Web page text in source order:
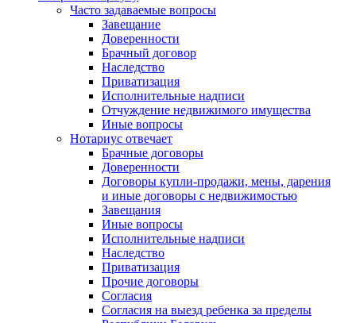
Часто задаваемые вопросы
Завещание
Доверенности
Брачный договор
Наследство
Приватизация
Исполнительные надписи
Отчуждение недвижимого имущества
Иные вопросы
Нотариус отвечает
Брачные договоры
Доверенности
Договоры купли-продажи, мены, дарения
и иные договоры с недвижимостью
Завещания
Иные вопросы
Исполнительные надписи
Наследство
Приватизация
Прочие договоры
Согласия
Согласия на выезд ребенка за пределы